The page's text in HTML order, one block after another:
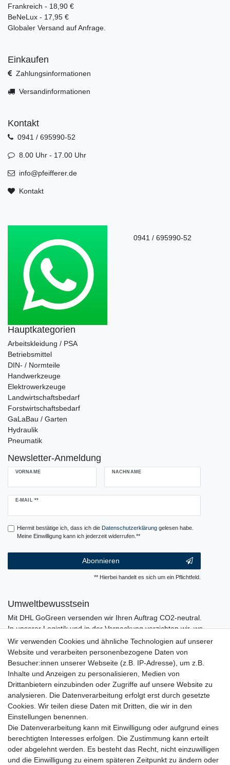
Frankreich - 18,90 €
BeNeLux - 17,95 €
Globaler Versand auf Anfrage.
Einkaufen
Zahlungsinformationen
Versandinformationen
Kontakt
0941 / 695990-52
8.00 Uhr - 17.00 Uhr
info@pfeifferer.de
Kontakt
0941 / 695990-52
Hauptkategorien
Arbeitskleidung / PSA
Betriebsmittel
DIN- / Normteile
Handwerkzeuge
Elektrowerkzeuge
Landwirtschaftsbedarf
Forstwirtschaftsbedarf
GaLaBau / Garten
Hydraulik
Pneumatik
Newsletter-Anmeldung
VORNAME NACHNAME
E-MAIL **
Newsletter
Hiermit bestätige ich, dass ich die Daten­schutz­erklärunggelesen habe.
Meine Einwilligung kann ich jederzeit widerrufen.**
Abonnieren
** Hierbei handelt es sich um ein Pflichtfeld.
Umweltbewusstsein
Mit DHL GoGreen versenden wir Ihren Auftrag CO2-neutral.
In unserer Logistik und in der Verpackung verzichten wir, wo
immer es möglich ist, auf den Einsatz von Kunststoffen und
Plastik.
Wir verwenden Cookies und ähnliche Technologien auf unserer
Website und verarbeiten personenbezogene Daten von
Besucher:innen unserer Webseite (z.B. IP-Adresse), um z.B.
Inhalte und Anzeigen zu personalisieren, Medien von
Drittanbietern einzubinden oder Zugriffe auf unsere Website zu
analysieren. Die Datenverarbeitung erfolgt erst durch gesetzte
Cookies. Wir teilen diese Daten mit Dritten, die wir in den
Einstellungen benennen.
Die Datenverarbeitung kann mit Einwilligung oder aufgrund eines
berechtigten Interesses erfolgen. Die Zustimmung kann erteilt
oder abgelehnt werden. Es besteht das Recht, nicht einzuwilligen
und die Einwilligung zu einem späteren Zeitpunkt zu ändern oder